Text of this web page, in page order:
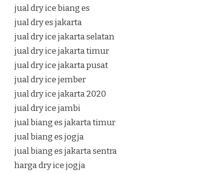
jual dry ice biang es
jual dry es jakarta
jual dry ice jakarta selatan
jual dry ice jakarta timur
jual dry ice jakarta pusat
jual dry ice jember
jual dry ice jakarta 2020
jual dry ice jambi
jual biang es jakarta timur
jual biang es jogja
jual biang es jakarta sentra
harga dry ice jogja